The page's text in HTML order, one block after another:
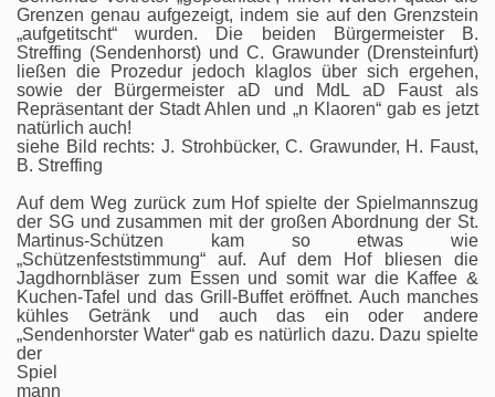
Grenzen genau aufgezeigt, indem sie auf den Grenzstein
„aufgetitscht“ wurden. Die beiden Bürgermeister B.
Streffing (Sendenhorst) und C. Grawunder (Drensteinfurt)
ließen die Prozedur jedoch klaglos über sich ergehen,
sowie der Bürgermeister aD und MdL aD Faust als
Repräsentant der Stadt Ahlen und „n Klaoren“ gab es jetzt
natürlich auch!
siehe Bild rechts: J. Strohbücker, C. Grawunder, H. Faust,
B. Streffing
Auf dem Weg zurück zum Hof spielte der Spielmannszug
der SG und zusammen mit der großen Abordnung der St.
Martinus-Schützen kam so etwas wie
„Schützenfeststimmung“ auf. Auf dem Hof bliesen die
Jagdhornbläser zum Essen und somit war die Kaffee &
Kuchen-Tafel und das Grill-Buffet eröffnet. Auch manches
kühles Getränk und auch das ein oder andere
„Sendenhorster Water“ gab es natürlich dazu. Dazu spielte
der
Spiel
mann